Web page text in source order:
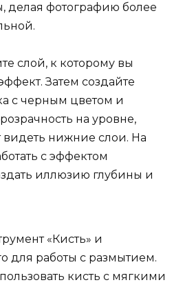
делая фотографию более
слой, к которому вы
Затем создайте
с черным цветом и
на уровне,
видеть нижние слои. На
с эффектом
иллюзию глубины и
«Кисть» и
для работы с размытием.
кисть с мягкими